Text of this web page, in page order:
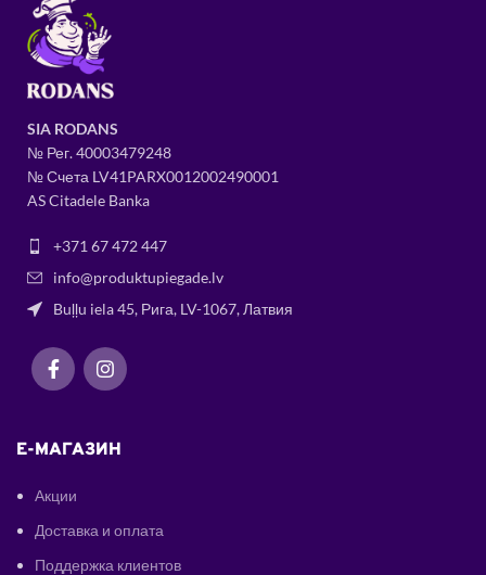
SIA RODANS
№ Рег.40003479248
№ Счета LV41PARX0012002490001
AS Citadele Banka
+371 67 472 447
info@produktupiegade.lv
Buļļu iela 45, Рига, LV-1067, Латвия
E-МАГАЗИН
Акции
Доставка и оплата
Поддержка клиентов